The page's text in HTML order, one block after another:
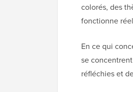
colorés, des
fonctionne
En ce qui
se
réfléchies et